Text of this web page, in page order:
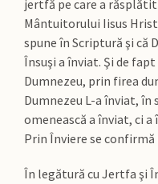
jertfă pe care a
Mântuitorului Iisus
spune în Scriptură şi că
Însuşi a înviat. Şi de
Dumnezeu, prin firea
Dumnezeu L-a înviat, în
omenească a înviat, ci
Prin Înviere se
În legătură cu Jertfa şi